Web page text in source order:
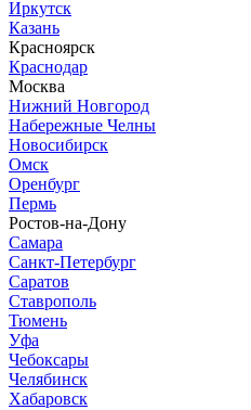
Иркутск
Казань
Красноярск
Краснодар
Москва
Нижний Новгород
Набережные Челны
Новосибирск
Омск
Оренбург
Пермь
Ростов-на-Дону
Самара
Санкт-Петербург
Саратов
Ставрополь
Тюмень
Уфа
Чебоксары
Челябинск
Хабаровск